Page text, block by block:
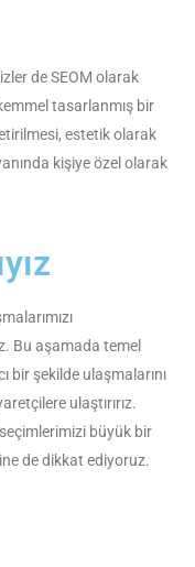
de SEOM olarak
tasarlanmış bir
estetik olarak
kişiye özel olarak
Bu aşamada temel
bir şekilde ulaşmalarını
ulaştırırız.
büyük bir
de dikkat ediyoruz.